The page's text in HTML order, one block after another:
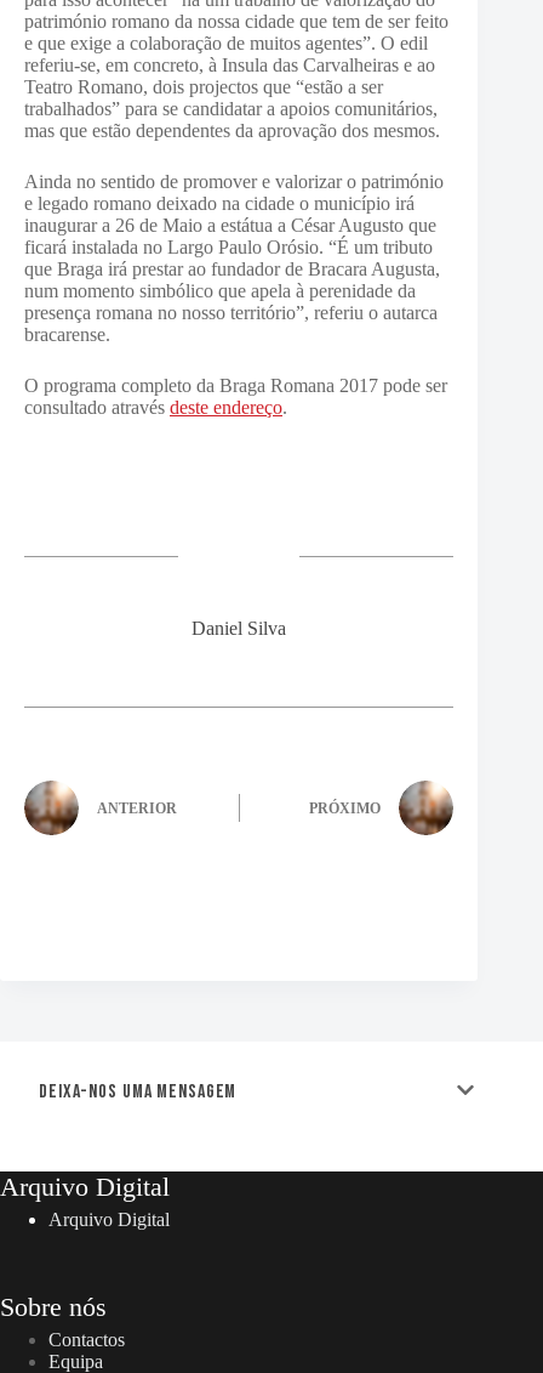
património romano da nossa cidade que tem de ser feito
e que exige a colaboração de muitos agentes”. O edil
referiu-se, em concreto, à Insula das Carvalheiras e ao
Teatro Romano, dois projectos que “estão a ser
trabalhados” para se candidatar a apoios comunitários,
mas que estão dependentes da aprovação dos mesmos.
Ainda no sentido de promover e valorizar o património
e legado romano deixado na cidade o município irá
inaugurar a 26 de Maio a estátua a César Augusto que
ficará instalada no Largo Paulo Orósio. “É um tributo
que Braga irá prestar ao fundador de Bracara Augusta,
num momento simbólico que apela à perenidade da
presença romana no nosso território”, referiu o autarca
bracarense.
O programa completo da Braga Romana 2017 pode ser
consultado através deste endereço.
Daniel Silva
ANTERIOR PRÓXIMO
Deixa-nos uma mensagem
Arquivo Digital
Arquivo Digital
Sobre nós
Contactos
Equipa